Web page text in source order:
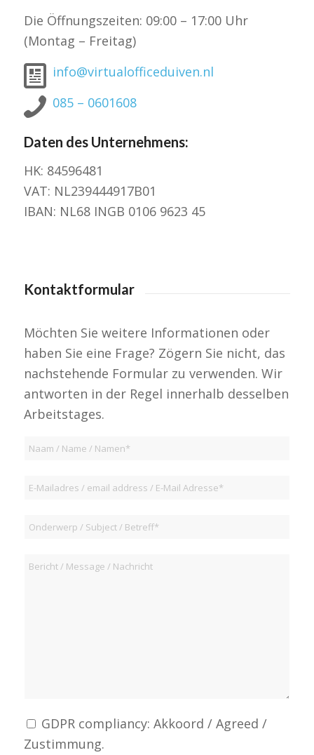
Die Öffnungszeiten: 09:00 – 17:00 Uhr
(Montag – Freitag)
info@virtualofficeduiven.nl
085 – 0601608
Daten des Unternehmens:
HK: 84596481
VAT: NL239444917B01
IBAN: NL68 INGB 0106 9623 45
Kontaktformular
Möchten Sie weitere Informationen oder
haben Sie eine Frage? Zögern Sie nicht, das
nachstehende Formular zu verwenden. Wir
antworten in der Regel innerhalb desselben
Arbeitstages.
GDPR compliancy: Akkoord / Agreed /
Zustimmung.